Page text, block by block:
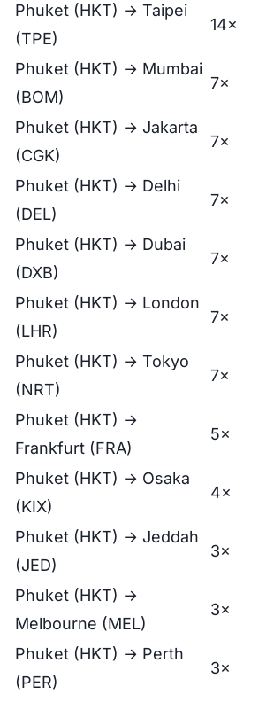
Phuket (HKT) → Taipei
(TPE)
14×
Phuket (HKT) → Mumbai
(BOM)
7×
Phuket (HKT) → Jakarta
(CGK)
7×
Phuket (HKT) → Delhi
(DEL)
7×
Phuket (HKT) → Dubai
(DXB)
7×
Phuket (HKT) → London
(LHR)
7×
Phuket (HKT) → Tokyo
(NRT)
7×
Phuket (HKT) →
Frankfurt (FRA)
5×
Phuket (HKT) → Osaka
(KIX)
4×
Phuket (HKT) → Jeddah
(JED)
3×
Phuket (HKT) →
Melbourne (MEL)
3×
Phuket (HKT) → Perth
(PER)
3×